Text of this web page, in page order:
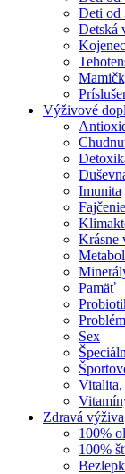
Deti od
Detská
Výživové
Imunita
Fajčenie
Krásne
Pamäť
Sex
Vitalita,
Zdravá výživa
100%
100%